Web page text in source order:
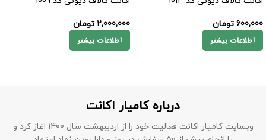
600,000 تومان
اطلاعات بیشتر
2,000,000 تومان
اطلاعات بیشتر
درباره کامیار اکانت
وبسایت کامیار اکانت فعالیت خود را از اردیبهشت سال 1400 اغاز کرد و